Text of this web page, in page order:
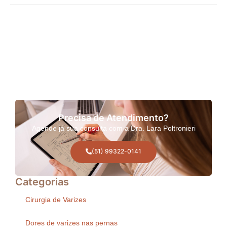
Precisa de Atendimento?
Agende já sua consulta com a Dra. Lara Poltronieri
(51) 99322-0141
Categorias
Cirurgia de Varizes
Dores de varizes nas pernas